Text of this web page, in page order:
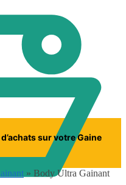
sur votre Gaine
» Body Ultra Gainant